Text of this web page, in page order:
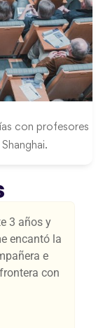
con profesores
3 años y
encantó la
e
con